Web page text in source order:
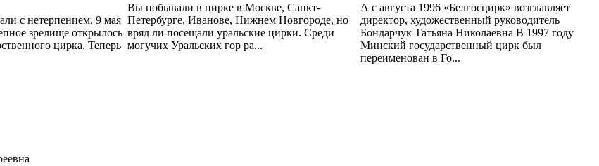
с нетерпением. 9 мая
зрелище открылось
цирка. Теперь
Вы побывали в цирке в Москве, Санкт-
Петербурге, Иванове, Нижнем Новгороде, но
вряд ли посещали уральские цирки. Среди
могучих Уральских гор ра...
А с августа 1996 «Белгосцирк» возглавляет
директор, художественный руководитель
Бондарчук Татьяна Николаевна В 1997 году
Минский государственный цирк был
переименован в Го...